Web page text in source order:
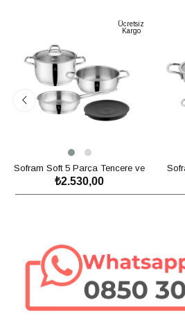
Ücretsiz
Kargo
Sofram Soft 5 Parça Tencere ve
Saklama Kabı Seti
₺2.530,00
SEPETE EKLE